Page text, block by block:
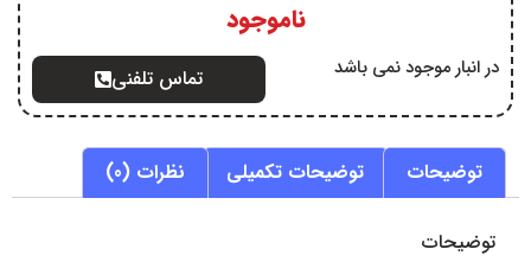
ناموجود
در انبار موجود نمی باشد تماس تلفنی
توضیحات توضیحات تکمیلی نظرات (0)
توضیحات